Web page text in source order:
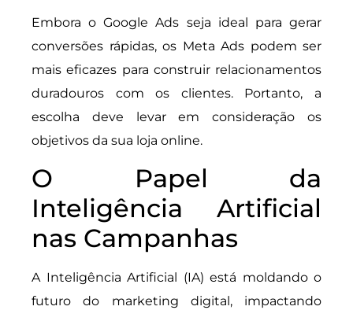
Embora o Google Ads seja ideal para gerar
conversões rápidas, os Meta Ads podem ser
mais eficazes para construir relacionamentos
duradouros com os clientes. Portanto, a
escolha deve levar em consideração os
objetivos da sua loja online.
O Papel da
Inteligência Artificial
nas Campanhas
A Inteligência Artificial (IA) está moldando o
futuro do marketing digital, impactando